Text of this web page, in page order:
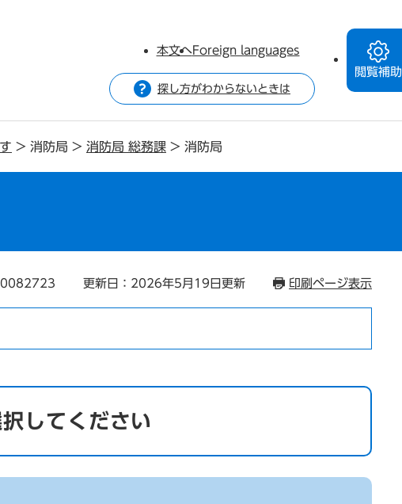
閲覧補助
本文へForeign languages
探し方がわからないときは
> 消防局 > 消防局 総務課 > 消防局
0082723 更新日：2026年5月19日更新 印刷ページ表示
してください